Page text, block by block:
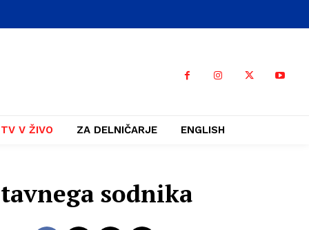
TV V ŽIVO ZA DELNIČARJE ENGLISH
sodnika